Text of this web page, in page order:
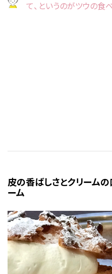
て、というのがツウの食
皮の香ばしさとクリーム
ーム